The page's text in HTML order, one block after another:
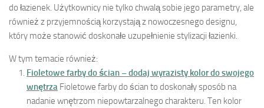
do łazienek. Użytkownicy nie tylko chwalą sobie jego parametry, ale
również z przyjemnością korzystają z nowoczesnego designu,
który może stanowić doskonałe uzupełnienie stylizacji łazienki.
W tym temacie również:
Fioletowe farby do ścian – dodaj wyrazisty kolor do swojego
wnętrza Fioletowe farby do ścian to doskonały sposób na
nadanie wnętrzom niepowtarzalnego charakteru. Ten kolor